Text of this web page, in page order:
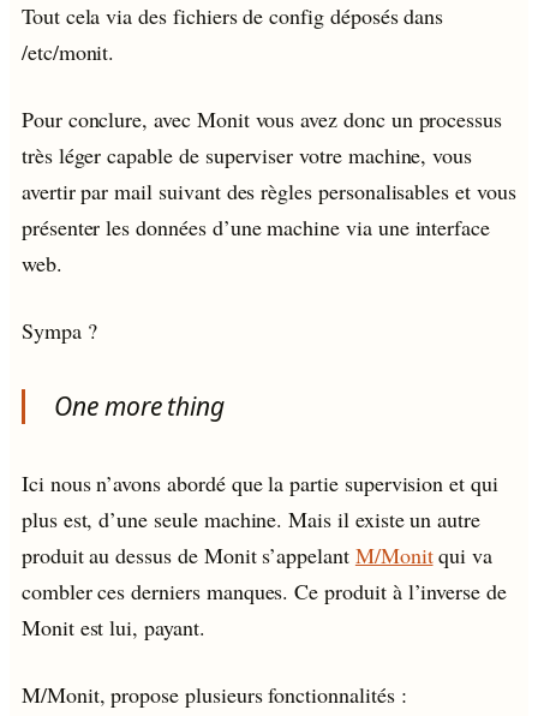
Tout cela via des fichiers de config déposés dans
/etc/monit.
Pour conclure, avec Monit vous avez donc un processus
très léger capable de superviser votre machine, vous
avertir par mail suivant des règles personalisables et vous
présenter les données d’une machine via une interface
web.
Sympa ?
One more thing
Ici nous n’avons abordé que la partie supervision et qui
plus est, d’une seule machine. Mais il existe un autre
produit au dessus de Monit s’appelant M/Monitqui va
combler ces derniers manques. Ce produit à l’inverse de
Monit est lui, payant.
M/Monit, propose plusieurs fonctionnalités :